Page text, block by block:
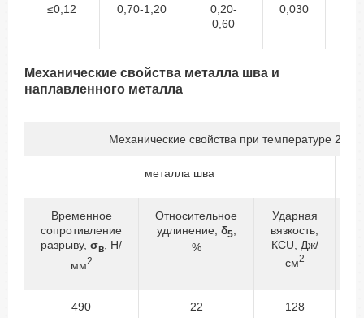
≤0,12 0,70-1,20
0,20-
0,60
0,030
Механические свойства металла шва и
наплавленного металла
Механические свойства при температуре
металла шва
Временное
сопротивление
разрыву, σв
, Н/
мм2
Относительное
удлинение, δ5
%
Ударная
вязкость,
КСU, Дж/
см2
490 22 128